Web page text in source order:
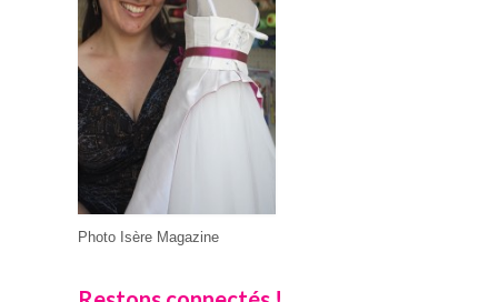
Photo Isère Magazine